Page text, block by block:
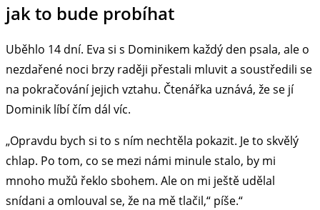
jak to bude probíhat
Uběhlo 14 dní. Eva si s Dominikem každý den psala, ale o
nezdařené noci brzy raději přestali mluvit a soustředili se
na pokračování jejich vztahu. Čtenářka uznává, že se jí
Dominik líbí čím dál víc.
„Opravdu bych si to s ním nechtěla pokazit. Je to skvělý
chlap. Po tom, co se mezi námi minule stalo, by mi
mnoho mužů řeklo sbohem. Ale on mi ještě udělal
snídani a omlouval se, že na mě tlačil,“ píše.“